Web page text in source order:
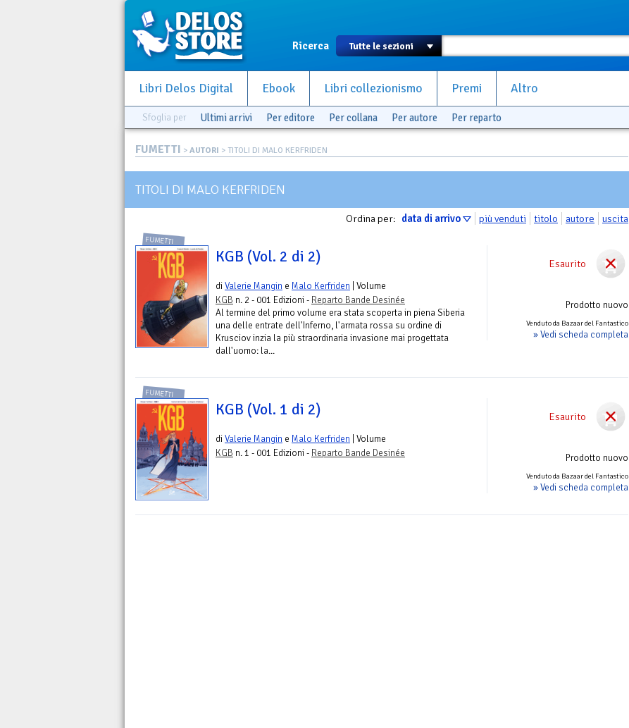
Ricerca
Libri Delos Digital Ebook Libri collezionismo Premi Altro
Sfoglia per Ultimi arrivi Per editore Per collana Per autore Per reparto
FUMETTI > AUTORI > TITOLI DI MALO KERFRIDEN
TITOLI DI MALO KERFRIDEN
Ordina per: data di arrivo più venduti titolo autore uscita
Esaurito
Prodotto nuovo
Venduto da Bazaar del Fantastico
» Vedi scheda completa
FUMETTI
KGB (Vol. 2 di 2)
diValerie Mangin e Malo Kerfriden | Volume
KGB n. 2 - 001 Edizioni - Reparto Bande Desinée
Al termine del primo volume era stata scoperta in piena Siberia
una delle entrate dell'Inferno, l'armata rossa su ordine di
Krusciov inzia la più straordinaria invasione mai progettata
dall'uomo: la...
Esaurito
Prodotto nuovo
Venduto da Bazaar del Fantastico
» Vedi scheda completa
FUMETTI
KGB (Vol. 1 di 2)
diValerie Mangin e Malo Kerfriden | Volume
KGB n. 1 - 001 Edizioni - Reparto Bande Desinée